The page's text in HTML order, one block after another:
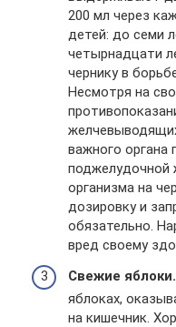
200 мл через
детей: до семи
четырнадцати
чернику в
Несмотря на
важного
поджелудочной
организма на
дозировку и
обязательно.
вред своему
Свежие яблоки.
яблоках,
на кишечник.